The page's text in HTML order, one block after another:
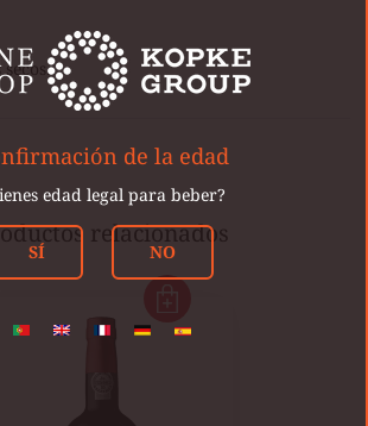
relacionados
de la edad
edad legal para beber?
SÍ NO